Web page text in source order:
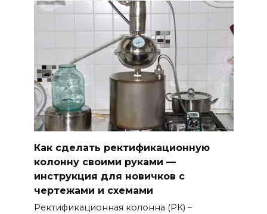
Как сделать ректификационную
колонну своими руками —
инструкция для новичков с
чертежами и схемами
Ректификационная колонна (РК) –